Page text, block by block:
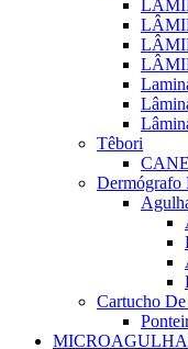
Têbori
Dermógrafo
Cartucho